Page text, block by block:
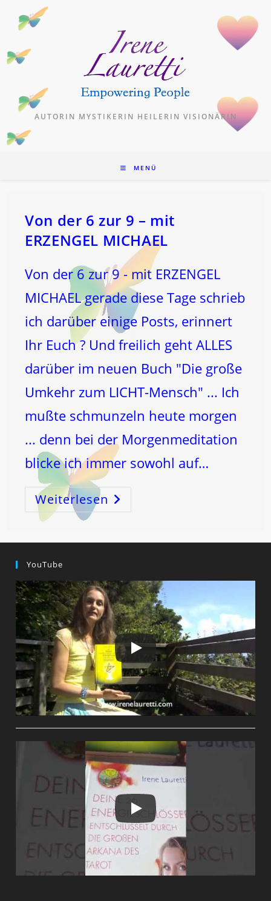
Inhalt
AUTORIN MYSTIKERIN HEILERIN VISIONÄRIN
MENÜ
Von der 6 zur 9 – mit
ERZENGEL MICHAEL
Von der 6 zur 9 - mit ERZENGEL
MICHAEL gerade diese Tage schrieb
ich darüber einige Posts, erinnert
Ihr Euch ? Und freilich geht ALLES
darüber im neuen Buch "Die große
Umkehr zum LICHT-Mensch" ... Ich
mußte schmunzeln heute morgen
... denn bei der Morgenmeditation
blicke ich immer sowohl auf…
Weiterlesen Von
Der
6
YouTube